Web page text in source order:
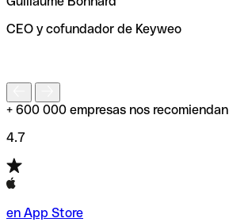
de enviar tu transferencia.
CEO y cofundador de Keyweo
+ 600 000 empresas nos recomiendan
4.7
en App Store